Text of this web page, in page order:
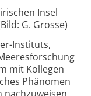
Insel
G. Grosse)
Instituts,
mit Kollegen
Phänomen